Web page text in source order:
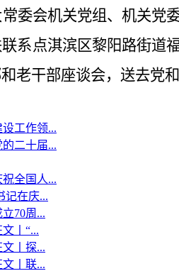
委会机关党组、机关党
系点淇滨区黎阳路街道
老干部座谈会，送去党和
工作领...
二十届...
全国人...
记在庆...
70周...
丨“...
丨探...
丨联...